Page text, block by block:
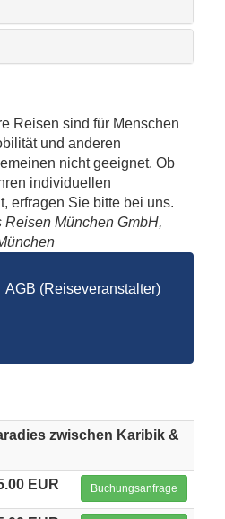
Reisen sind für Menschen
und anderen
nicht geeignet. Ob
individuellen
erfragen Sie bitte bei uns.
Reisen München GmbH,
AGB (Reiseveranstalter)
zwischen Karibik &
EUR Buchungsanfrage